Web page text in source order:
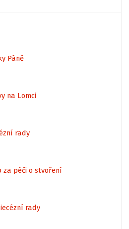
Páně
na Lomci
rady
za péči o stvoření
rady